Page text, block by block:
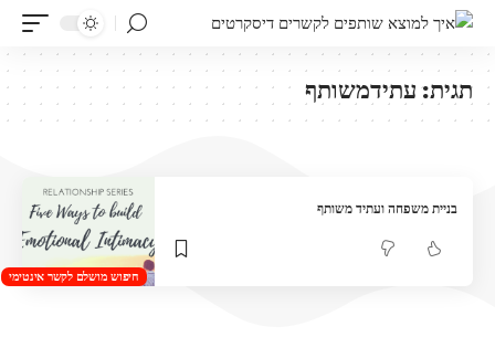
תגית:עתידמשותף
חיפוש מושלם לקשר אינטימי
בניית משפחה ועתיד משותף